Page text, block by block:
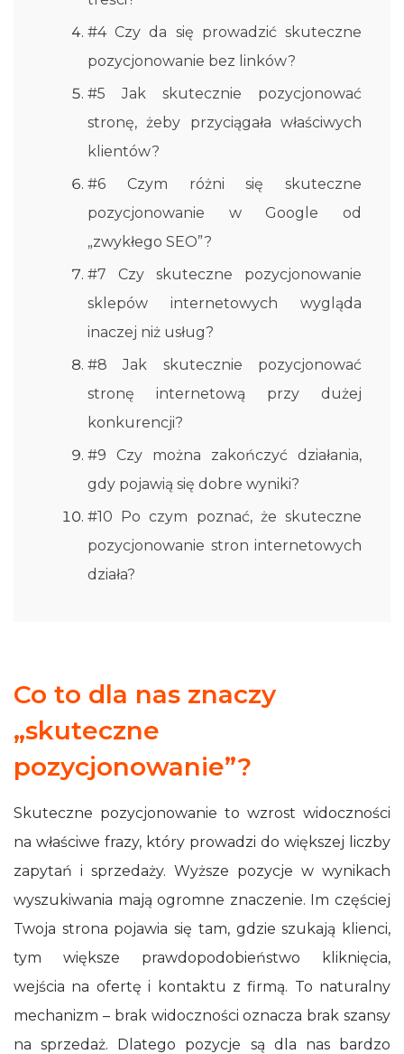
#4 Czy da się prowadzić skuteczne
pozycjonowanie bez linków?
#5 Jak skutecznie pozycjonować
stronę, żeby przyciągała właściwych
klientów?
#6 Czym różni się skuteczne
pozycjonowanie w Google od
„zwykłego SEO”?
#7 Czy skuteczne pozycjonowanie
sklepów internetowych wygląda
inaczej niż usług?
#8 Jak skutecznie pozycjonować
stronę internetową przy dużej
konkurencji?
#9 Czy można zakończyć działania,
gdy pojawią się dobre wyniki?
#10 Po czym poznać, że skuteczne
pozycjonowanie stron internetowych
działa?
Co to dla nas znaczy
„skuteczne
pozycjonowanie”?
Skuteczne pozycjonowanie to wzrost widoczności
na właściwe frazy, który prowadzi do większej liczby
zapytań i sprzedaży. Wyższe pozycje w wynikach
wyszukiwania mają ogromne znaczenie. Im częściej
Twoja strona pojawia się tam, gdzie szukają klienci,
tym większe prawdopodobieństwo kliknięcia,
wejścia na ofertę i kontaktu z firmą. To naturalny
mechanizm – brak widoczności oznacza brak szansy
na sprzedaż. Dlatego pozycje są dla nas bardzo